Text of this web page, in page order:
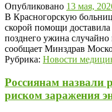
Опубликовано 13 мая,
В Красногорскую
скорой помощи
позднего ужина
сообщает Минздрав
Рубрика: Новости
Россиянам
риском заражения